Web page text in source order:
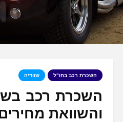
השכרת רכב בחו"ל שוודיה
השכרת רכב
והשוואת